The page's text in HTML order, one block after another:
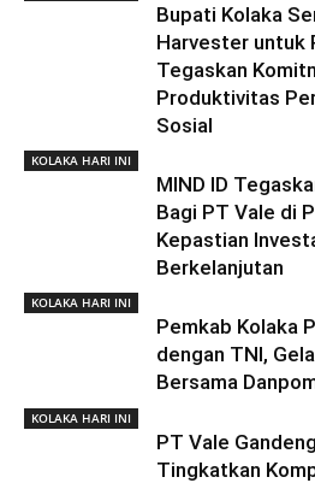
Bupati Kolaka
Harvester untuk
Tegaskan
Produktivitas
Sosial
KOLAKA HARI INI
MIND ID
Bagi PT Vale di
Kepastian
Berkelanjutan
KOLAKA HARI INI
Pemkab Kolaka
dengan TNI,
Bersama
KOLAKA HARI INI
PT Vale
Tingkatkan